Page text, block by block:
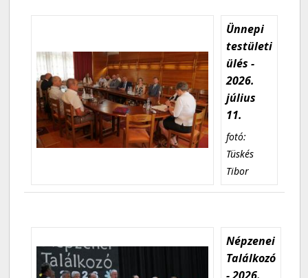
Ünnepi
testületi
ülés -
2026.
július
11.
fotó:
Tüskés
Tibor
Népzenei
Találkozó